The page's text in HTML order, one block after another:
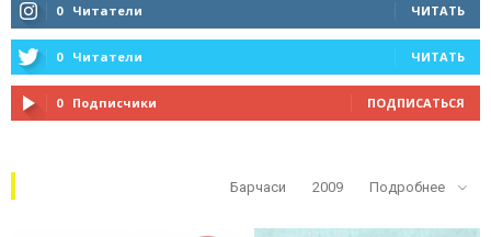
0 Читатели ЧИТАТЬ
0 Читатели ЧИТАТЬ
0 Подписчики ПОДПИСАТЬСЯ
Барчаси 2009 Подробнее